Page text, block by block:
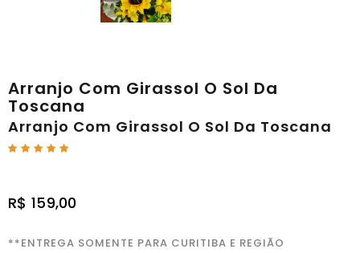
Arranjo Com Girassol O Sol Da
Toscana
Arranjo Com Girassol O Sol Da Toscana
R$ 159,00
**ENTREGA SOMENTE PARA CURITIBA E REGIÃO